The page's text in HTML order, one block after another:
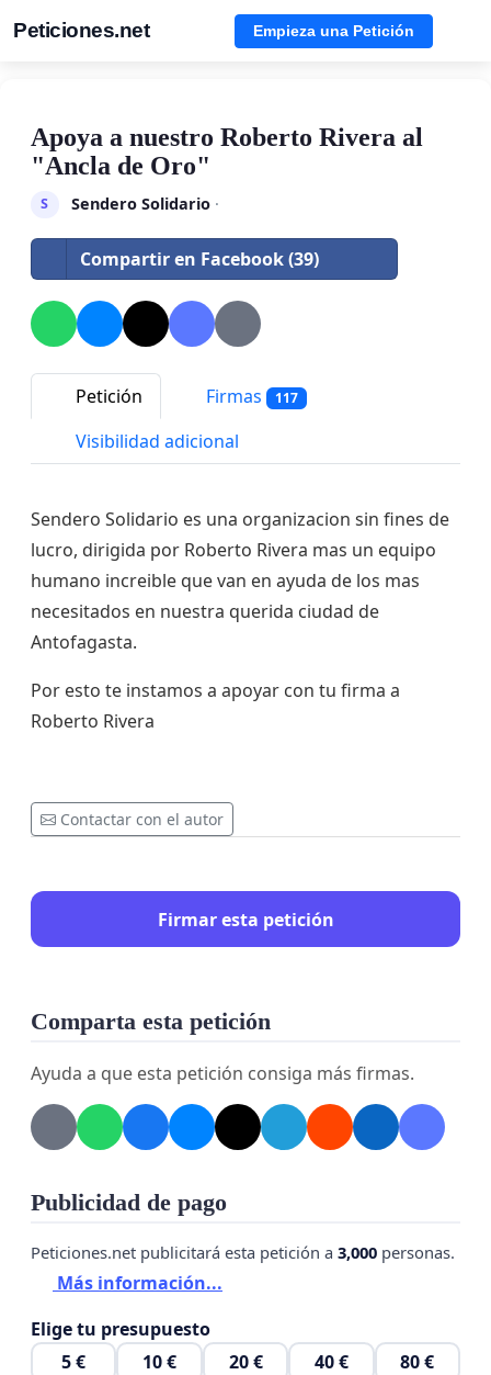
Peticiones.net Empieza una Petición
Apoya a nuestro Roberto Rivera al
"Ancla de Oro"
S Sendero Solidario·
Compartir en Facebook (39)
Petición Firmas 117
Visibilidad adicional
Sendero Solidario es una organizacion sin fines de
lucro, dirigida por Roberto Rivera mas un equipo
humano increible que van en ayuda de los mas
necesitados en nuestra querida ciudad de
Antofagasta.
Por esto te instamos a apoyar con tu firma a
Roberto Rivera
Contactar con el autor
Firmar esta petición
Comparta esta petición
Ayuda a que esta petición consiga más firmas.
Publicidad de pago
Peticiones.net publicitará esta petición a 3,000 personas.
Más información...
Elige tu presupuesto
5 €
10 € 20 € 40 € 80 €